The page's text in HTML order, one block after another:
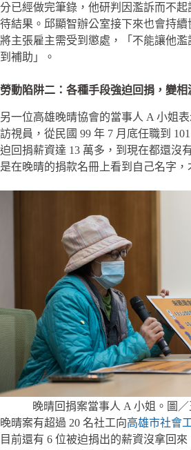
分已經做完筆錄，他研判因濫訴而不
待結果。邱顯智辦公室接下來也會持
將主張雇主需受到懲處，「不能讓他
到補助」。
勞動陷阱二：各種手段強迫回捐，變相
另一位高雄晚晴協會的當事人 A 小姐
訪視員，從民國 99 年 7 月底任職到
迫回捐薪資達 13 萬多，到現在都還沒
是在晚晴的捐款名冊上看到自己名字，
晚晴回捐案當事人 A 小姐。圖
晚晴案有超過 20 名社工向高雄市社會
目前還有 6 位被迫捐出的薪資沒拿回來